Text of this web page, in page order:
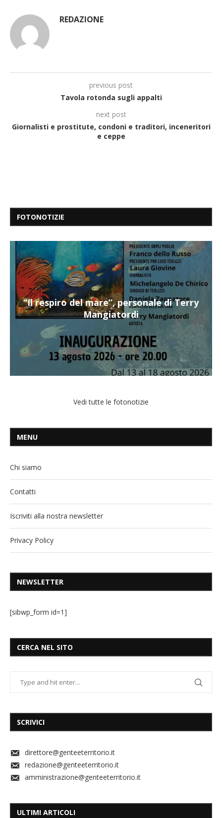
REDAZIONE
previous post
Tavola rotonda sugli appalti
next post
Giornalisti e prostitute, condoni e traditori, inceneritori
e ceppe
FOTONOTIZIE
“Il respiro del mare”, personale di Terry
Mangiatordi
Vedi tutte le fotonotizie
MENU
Chi siamo
Contatti
Iscriviti alla nostra newsletter
Privacy Policy
NEWSLETTER
[sibwp_form id=1]
CERCA NEL SITO
SCRIVICI
direttore@genteeterritorio.it
redazione@genteeterritorio.it
amministrazione@genteeterritorio.it
ULTIMI ARTICOLI